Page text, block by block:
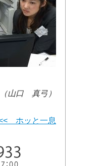
（山口 真弓）
ホッと一息